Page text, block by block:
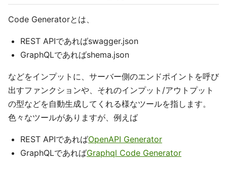
Code Generatorとは、
REST APIであればswagger.json
GraphQLであればshema.json
などをインプットに、サーバー側のエンドポイントを呼び
出すファンクションや、それのインプット/アウトプット
の型などを自動生成してくれる様なツールを指します。
色々なツールがありますが、例えば
REST APIであればOpenAPI Generator
GraphQLであればGraphql Code Generator